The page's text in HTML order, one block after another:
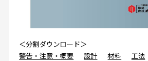
＜分割ダウンロード＞
警告・注意・概要
設計 材料 工法